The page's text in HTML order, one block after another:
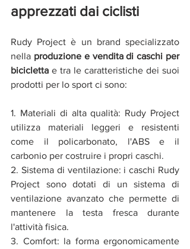
apprezzati dai ciclisti
Rudy Project è un brand specializzato
nella produzione e vendita di caschi per
bicicletta e tra le caratteristiche dei suoi
prodotti per lo sport ci sono:
1. Materiali di alta qualità: Rudy Project
utilizza materiali leggeri e resistenti
come il policarbonato, l'ABS e il
carbonio per costruire i propri caschi.
2. Sistema di ventilazione: i caschi Rudy
Project sono dotati di un sistema di
ventilazione avanzato che permette di
mantenere la testa fresca durante
l'attività fisica.
3. Comfort: la forma ergonomicamente